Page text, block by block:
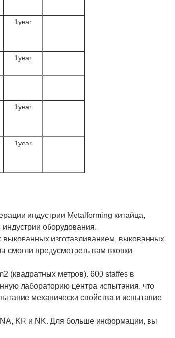
1year
1year
1year
1year
индустрии Metalforming китайца,
индустрии оборудования.
выкованных изготавливанием, выкованных
смогли предусмотреть вам вковки
(квадратных метров). 600 staffes в
лабораторию центра испытания. что
механически свойства и испытание
KR и NK. Для больше информации, вы